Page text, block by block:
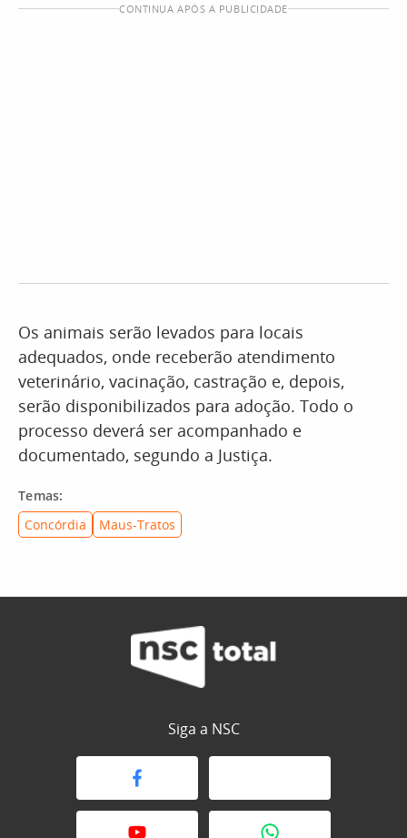
CONTINUA APÓS A PUBLICIDADE
Os animais serão levados para locais
adequados, onde receberão atendimento
veterinário, vacinação, castração e, depois,
serão disponibilizados para adoção. Todo o
processo deverá ser acompanhado e
documentado, segundo a Justiça.
Temas:
Concórdia
Maus-Tratos
Siga a NSC